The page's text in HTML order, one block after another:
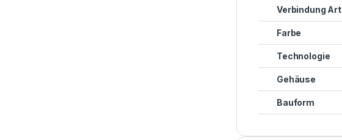
Verbindung Art
Farbe
Technologie
Gehäuse
Bauform